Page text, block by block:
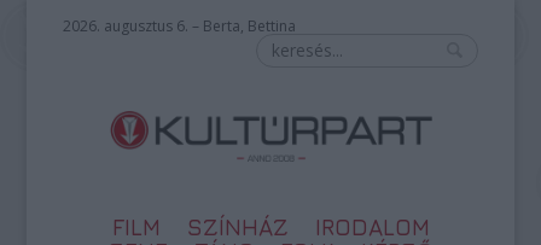
2026. augusztus 6. – Berta, Bettina
FILM SZÍNHÁZ
IRODALOM